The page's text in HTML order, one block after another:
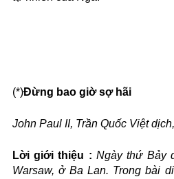
(*)Đừng bao giờ sợ hãi
John Paul II, Trần Quốc Việt
Lời giới thiệu : Ngày thứ Bảy
Warsaw, ở Ba Lan. Trong bài